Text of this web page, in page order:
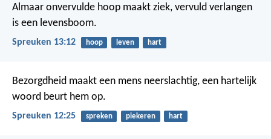
Almaar onvervulde hoop maakt ziek, vervuld verlangen
is een levensboom.
Spreuken 13:12 hoop leven hart
Bezorgdheid maakt een mens neerslachtig, een hartelijk
woord beurt hem op.
Spreuken 12:25 spreken piekeren hart